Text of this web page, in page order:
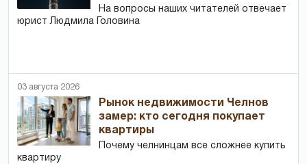
На вопросы наших читателей отвечает
юрист Людмила Головина
03 августа 2026
Рынок недвижимости Челнов
замер: кто сегодня покупает
квартиры
Почему челнинцам все сложнее купить
квартиру